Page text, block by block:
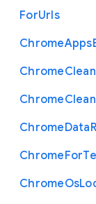
ForUrls
ChromeApps
Chrome
Chrome
ChromeData
ChromeFor
ChromeOs